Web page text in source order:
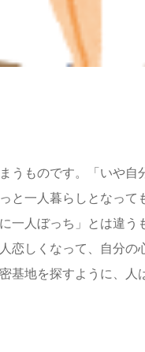
うものです。「いや自
一人暮らしとなって
一人ぼっち」とは違う
恋しくなって、自分の
基地を探すように、人